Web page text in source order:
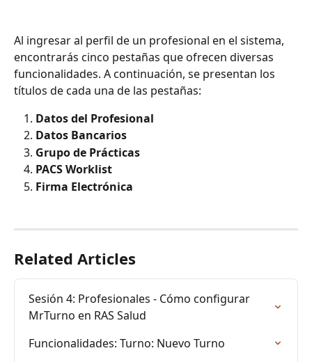
Al ingresar al perfil de un profesional en el sistema,
encontrarás cinco pestañas que ofrecen diversas
funcionalidades. A continuación, se presentan los
títulos de cada una de las pestañas:
Datos del Profesional
Datos Bancarios
Grupo de Prácticas
PACS Worklist
Firma Electrónica
Related Articles
Sesión 4: Profesionales - Cómo configurar
MrTurno en RAS Salud
Funcionalidades: Turno: Nuevo Turno